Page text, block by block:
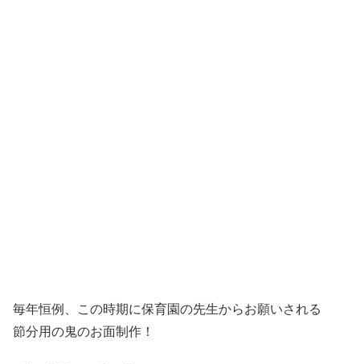
毎年恒例、この時期に保育園の先生からお願いされる
節分用の鬼のお面制作！